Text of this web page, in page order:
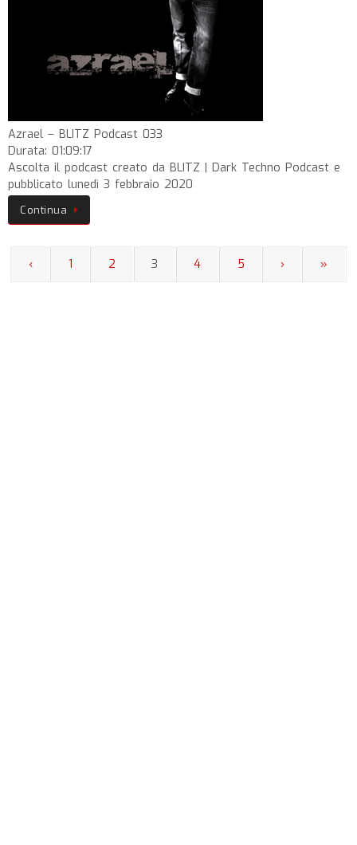
Azrael – BLITZ Podcast 033
Durata: 01:09:17
Ascolta il podcast creato da BLITZ | Dark Techno Podcast e
pubblicato lunedì 3 febbraio 2020
Continua
‹ 1 2 3 4 5 › »